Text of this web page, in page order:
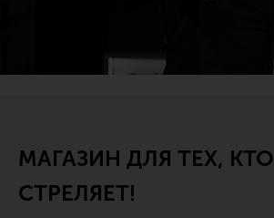
МАГАЗИН ДЛЯ ТЕХ, КТО
СТРЕЛЯЕТ!